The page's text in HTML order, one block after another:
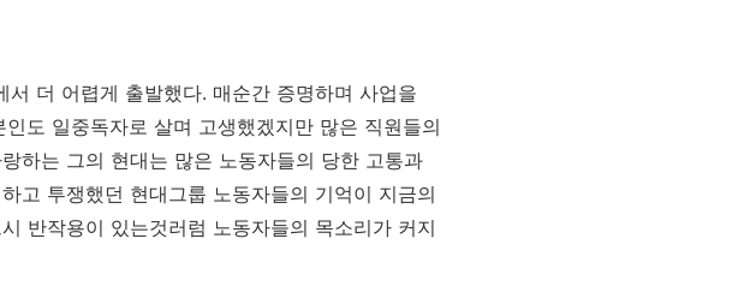
더 어렵게 출발했다. 매순간 증명하며 사업을
도 일중독자로 살며 고생했겠지만 많은 직원들의
하는 그의 현대는 많은 노동자들의 당한 고통과
고 투쟁했던 현대그룹 노동자들의 기억이 지금의
반작용이 있는것러럼 노동자들의 목소리가 커지